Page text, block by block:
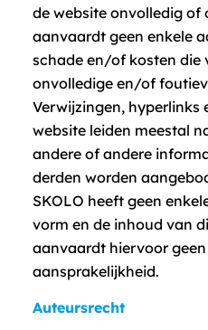
de website onvolledig of
aanvaardt geen enkele
schade en/of kosten die
onvolledige en/of
Verwijzingen, hyperlinks
website leiden meestal
andere of andere
derden worden
SKOLO heeft geen
vorm en de inhoud van
aanvaardt hiervoor geen
aansprakelijkheid.
Auteursrecht